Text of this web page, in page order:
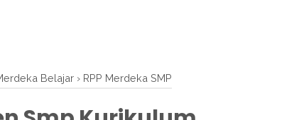
Belajar › RPP Merdeka SMP